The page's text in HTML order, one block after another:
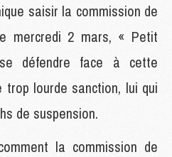
saisir la commission de
mercredi 2 mars, « Petit
défendre face à cette
lourde sanction, lui qui
de suspension.
la commission de